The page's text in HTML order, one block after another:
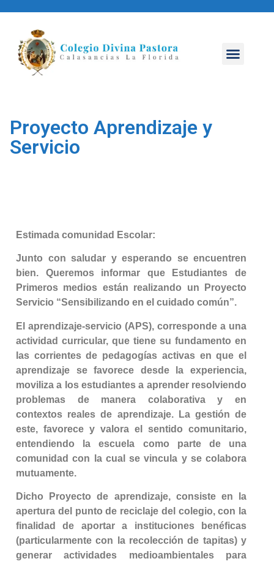
Proyecto Aprendizaje y
Servicio
Estimada comunidad Escolar:
Junto con saludar y esperando se encuentren
bien. Queremos informar que Estudiantes de
Primeros medios están realizando un Proyecto
Servicio “Sensibilizando en el cuidado común”.
El aprendizaje-servicio (APS), corresponde a una
actividad curricular, que tiene su fundamento en
las corrientes de pedagogías activas en que el
aprendizaje se favorece desde la experiencia,
moviliza a los estudiantes a aprender resolviendo
problemas de manera colaborativa y en
contextos reales de aprendizaje. La gestión de
este, favorece y valora el sentido comunitario,
entendiendo la escuela como parte de una
comunidad con la cual se vincula y se colabora
mutuamente.
Dicho Proyecto de aprendizaje, consiste en la
apertura del punto de reciclaje del colegio, con la
finalidad de aportar a instituciones benéficas
(particularmente con la recolección de tapitas) y
generar actividades medioambientales para